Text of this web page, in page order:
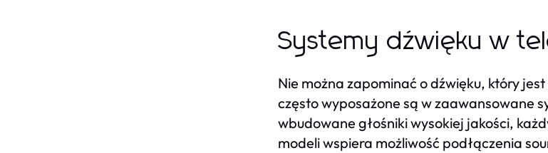
Systemy dźwięku w
Nie można zapominać o dźwięku, który
często wyposażone są w zaawansowane
wbudowane głośniki wysokiej jakości,
modeli wspiera możliwość podłączenia